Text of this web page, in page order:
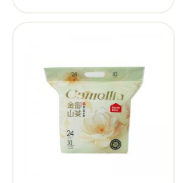
crianças